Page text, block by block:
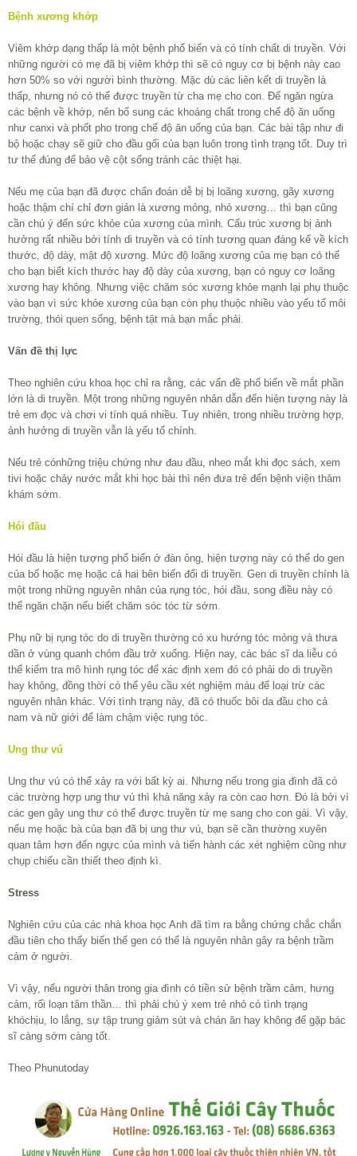
Bệnh xương khớp
Viêm khớp dạng thấp là một bệnh phổ biến và có tính chất di truyền. Với
những người có mẹ đã bị viêm khớp thì sẽ có nguy cơ bị bệnh này cao
hơn 50% so với người bình thường. Mặc dù các liên kết di truyền là
thấp, nhưng nó có thể được truyền từ cha mẹ cho con. Để ngăn ngừa
các bệnh về khớp, nên bổ sung các khoáng chất trong chế độ ăn uống
như canxi và phốt pho trong chế độ ăn uống của bạn. Các bài tập như đi
bộ hoặc chạy sẽ giữ cho đầu gối của bạn luôn trong tình trạng tốt. Duy trì
tư thế đúng để bảo vệ cột sống tránh các thiệt hại.
Nếu mẹ của bạn đã được chẩn đoán dễ bị bị loãng xương, gãy xương
hoặc thậm chí chỉ đơn giản là xương mỏng, nhỏ xương… thì bạn cũng
cần chú ý đến sức khỏe của xương của mình. Cấu trúc xương bị ảnh
hưởng rất nhiều bởi tính di truyền và có tính tương quan đáng kể về kích
thước, độ dày, mật độ xương. Mức độ loãng xương của mẹ bạn có thể
cho bạn biết kích thước hay độ dày của xương, bạn có nguy cơ loãng
xương hay không. Nhưng việc chăm sóc xương khỏe mạnh lại phụ thuộc
vào bạn vì sức khỏe xương của bạn còn phụ thuộc nhiều vào yếu tố môi
trường, thói quen sống, bệnh tật mà bạn mắc phải.
Vấn đề thị lực
Theo nghiên cứu khoa học chỉ ra rằng, các vấn đề phổ biến về mắt phần
lớn là di truyền. Một trong những nguyên nhân dẫn đến hiện tượng này là
trẻ em đọc và chơi vi tính quá nhiều. Tuy nhiên, trong nhiều trường hợp,
ảnh hưởng di truyền vẫn là yếu tố chính.
Nếu trẻ cónhững triệu chứng như đau đầu, nheo mắt khi đọc sách, xem
tivi hoặc chảy nước mắt khi học bài thì nên đưa trẻ đến bệnh viện thăm
khám sớm.
Hói đầu
Hói đầu là hiện tượng phổ biến ở đàn ông, hiện tượng này có thể do gen
của bố hoặc mẹ hoặc cả hai bên biến đổi di truyền. Gen di truyền chính là
một trong những nguyên nhân của rụng tóc, hói đầu, song điều này có
thể ngăn chặn nếu biết chăm sóc tóc từ sớm.
Phụ nữ bị rụng tóc do di truyền thường có xu hướng tóc mỏng và thưa
dần ở vùng quanh chỏm đầu trở xuống. Hiện nay, các bác sĩ da liễu có
thể kiểm tra mô hình rụng tóc để xác định xem đó có phải do di truyền
hay không, đồng thời có thể yêu cầu xét nghiệm máu để loại trừ các
nguyên nhân khác. Với tình trạng này, đã có thuốc bôi da đầu cho cả
nam và nữ giới để làm chậm việc rụng tóc.
Ung thư vú
Ung thư vú có thể xảy ra với bất kỳ ai. Nhưng nếu trong gia đình đã có
các trường hợp ung thư vú thì khả năng xảy ra còn cao hơn. Đó là bởi vì
các gen gây ung thư có thể được truyền từ mẹ sang cho con gái. Vì vậy,
nếu mẹ hoặc bà của bạn đã bị ung thư vú, bạn sẽ cần thường xuyên
quan tâm hơn đến ngực của mình và tiến hành các xét nghiệm cũng như
chụp chiếu cần thiết theo định kì.
Stress
Nghiên cứu của các nhà khoa học Anh đã tìm ra bằng chứng chắc chắn
đầu tiên cho thấy biến thể gen có thể là nguyên nhân gây ra bệnh trầm
cảm ở người.
Vì vậy, nếu người thân trong gia đình có tiền sử bệnh trầm cảm, hưng
cảm, rối loạn tâm thần… thì phải chú ý xem trẻ nhỏ có tình trạng
khóchịu, lo lắng, sự tập trung giảm sút và chán ăn hay không để gặp bác
sĩ càng sớm càng tốt.
Theo Phunutoday